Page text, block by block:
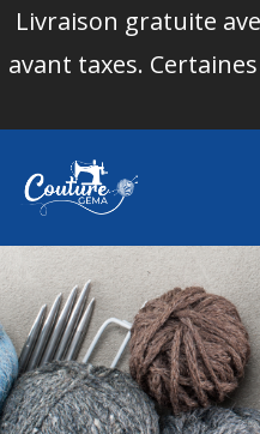
Livraison gratuite
avant taxes.